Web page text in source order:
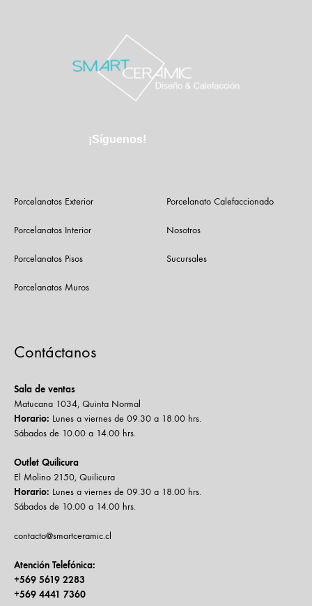
¡Síguenos!
Porcelanatos Exterior
Porcelanatos Interior
Porcelanatos Pisos
Porcelanatos Muros
Porcelanato Calefaccionado
Nosotros
Sucursales
Contáctanos
Sala de ventas
Matucana 1034, Quinta Normal
Horario: Lunes a viernes de 09.30 a 18.00 hrs.
Sábados de 10.00 a 14.00 hrs.
Outlet Quilicura
El Molino 2150, Quilicura
Horario: Lunes a viernes de 09.30 a 18.00 hrs.
Sábados de 10.00 a 14.00 hrs.
contacto@smartceramic.cl
Atención Telefónica:
+569 5619 2283
+569 4441 7360